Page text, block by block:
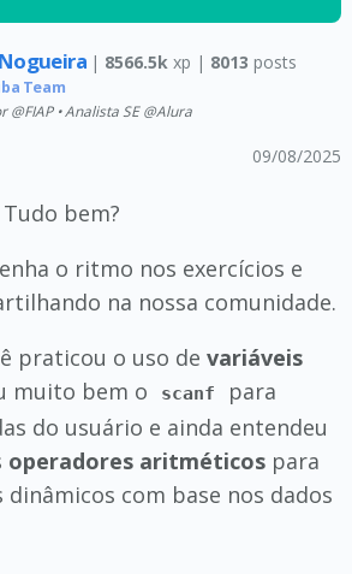
| 8566.5k xp | 8013 posts
Team
@FIAP • Analista SE @Alura
09/08/2025
bem?
o ritmo nos exercícios e
na nossa comunidade.
praticou o uso de variáveis
muito bem o scanf
para
do usuário e ainda entendeu
operadores aritméticospara
dinâmicos com base nos dados